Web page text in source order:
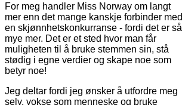
For meg handler Miss Norway om langt
mer enn det mange kanskje forbinder med
en skjønnhetskonkurranse - fordi det er så
mye mer. Det er et sted hvor man får
muligheten til å bruke stemmen sin, stå
stødig i egne verdier og skape noe som
betyr noe!
Jeg deltar fordi jeg ønsker å utfordre meg
selv, vokse som menneske og bruke